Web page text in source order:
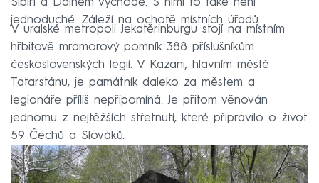
jednoduché. Záleží na ochotě místních úřadů.
V uralské metropoli Jekatěrinburgu stojí na místním
hřbitově mramorový pomník 388 příslušníkům
československých legií. V Kazani, hlavním městě
Tatarstánu, je památník daleko za městem a
legionáře příliš nepřipomíná. Je přitom věnován
jednomu z nejtěžších střetnutí, které připravilo o život
59 Čechů a Slováků.